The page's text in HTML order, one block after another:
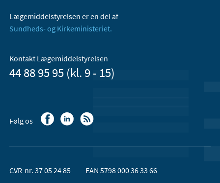
Lægemiddelstyrelsen er en del af
Sundheds- og Kirkeministeriet.
Kontakt Lægemiddelstyrelsen
44 88 95 95 (kl. 9 - 15)
Følg os
CVR-nr. 37 05 24 85 EAN 5798 000 36 33 66